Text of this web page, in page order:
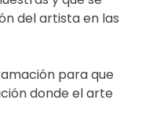
del artista en las
para que
donde el arte